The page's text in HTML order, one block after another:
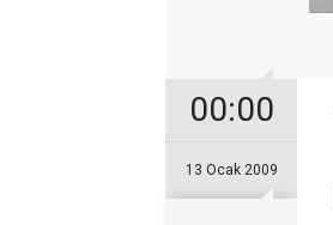
00:00
13 Ocak 2009